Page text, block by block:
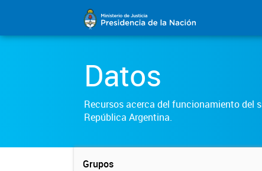
Datos
Recursos acerca del funcionamiento del
República Argentina.
Grupos